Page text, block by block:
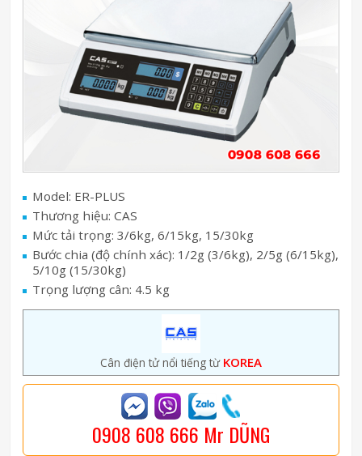
Model: ER-PLUS
Thương hiệu: CAS
Mức tải trọng: 3/6kg, 6/15kg, 15/30kg
Bước chia (độ chính xác): 1/2g (3/6kg), 2/5g (6/15kg),
5/10g (15/30kg)
Trọng lượng cân: 4.5 kg
Cân điện tử nổi tiếng từ KOREA
0908 608 666 Mr DŨNG